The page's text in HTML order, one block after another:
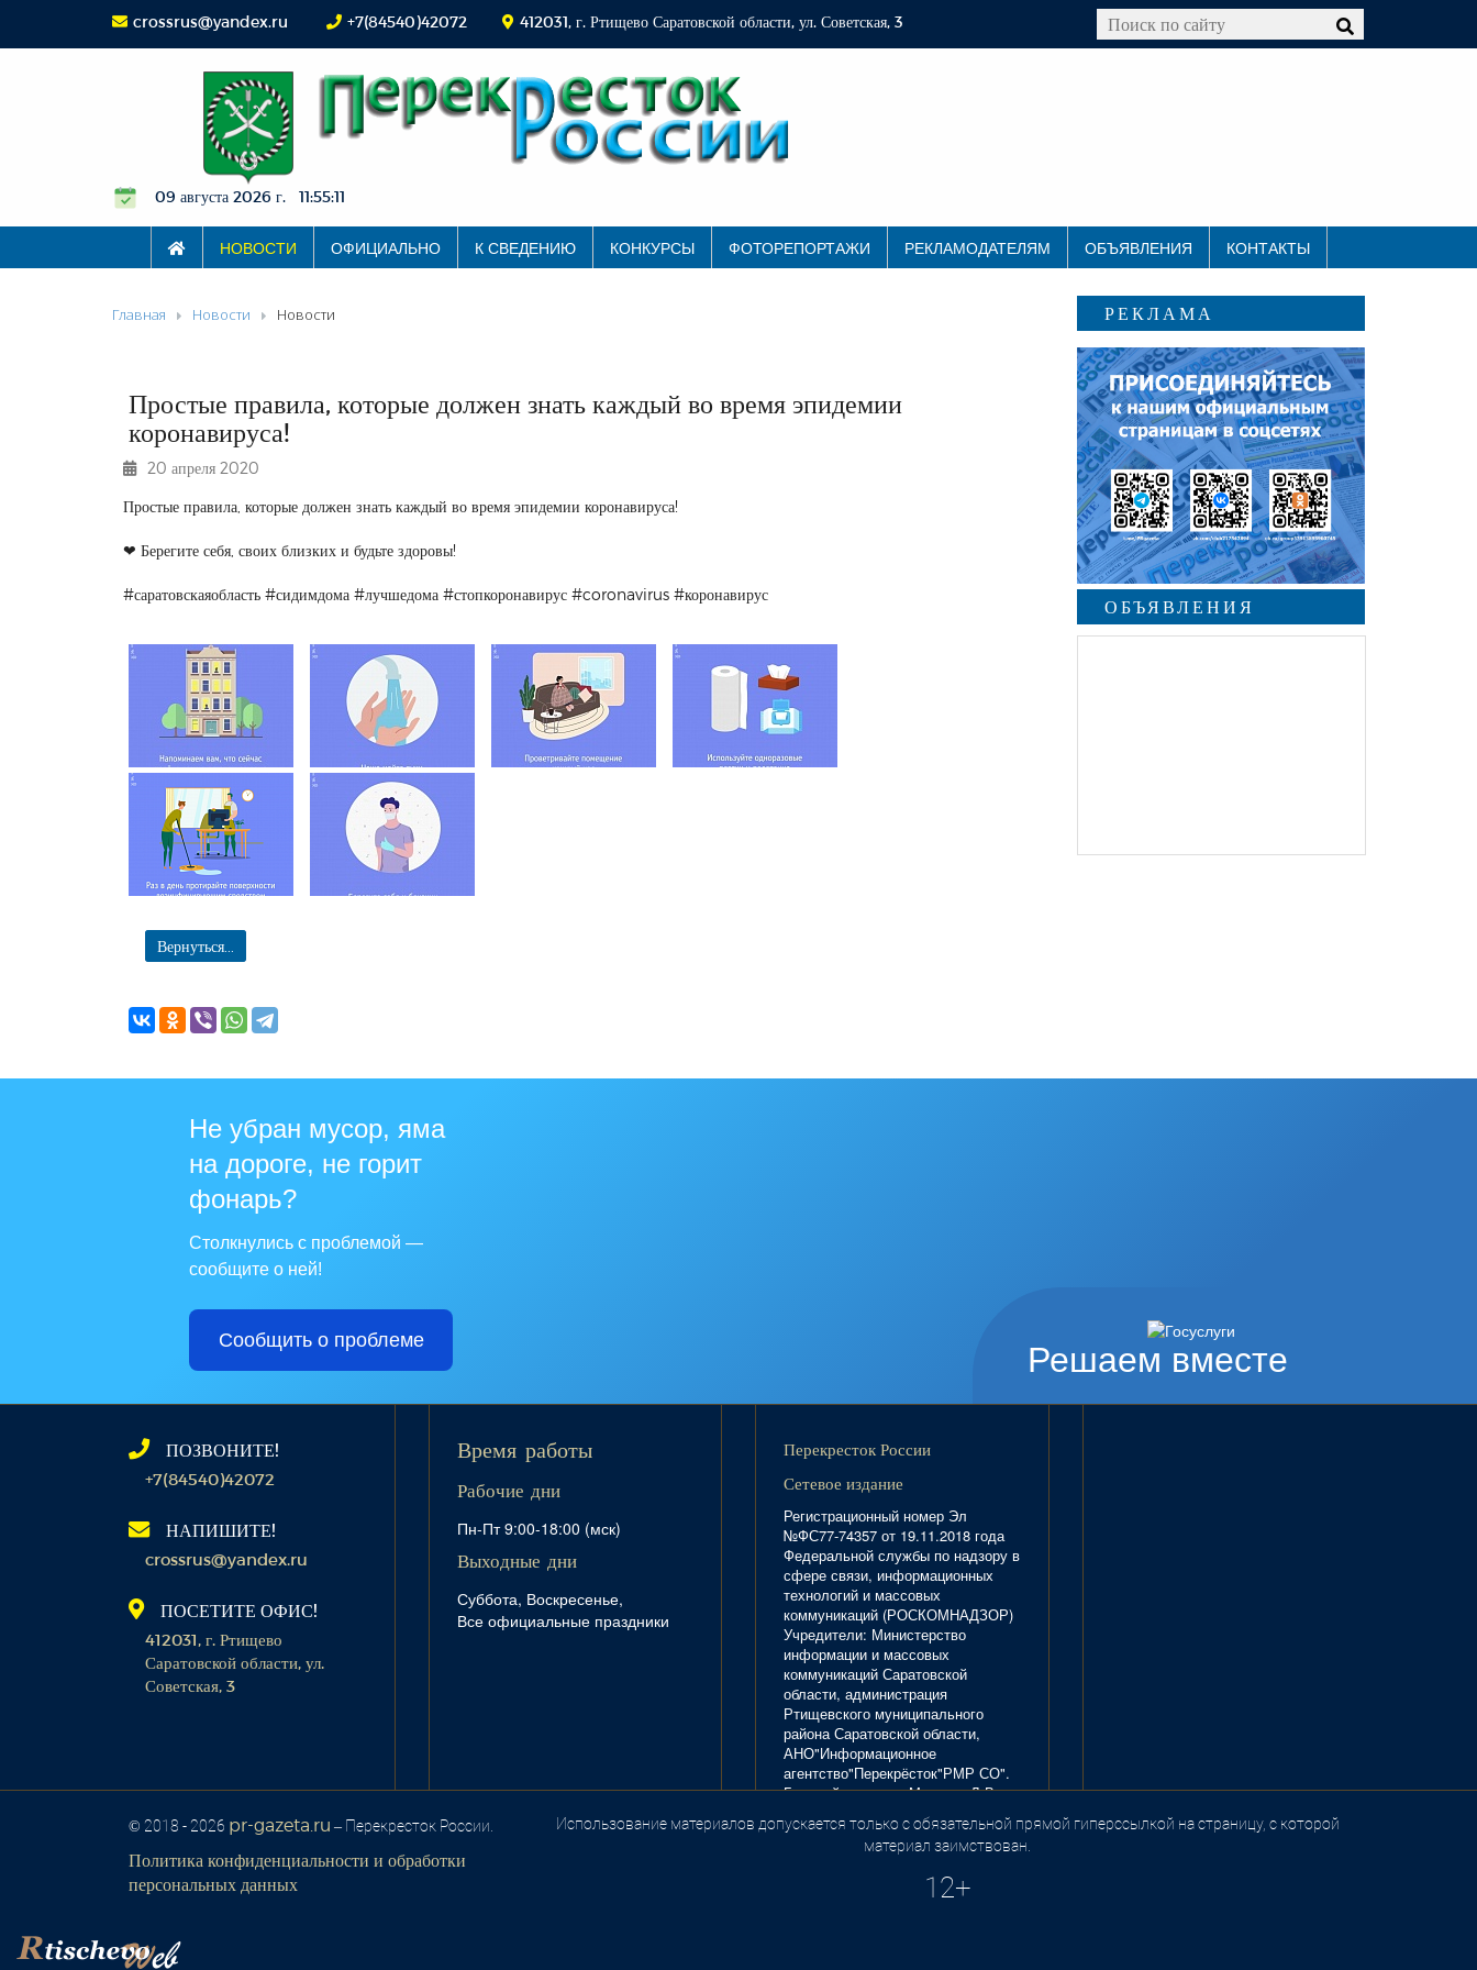
crossrus@yandex.ru +7(84540)42072 412031, г. Ртищево Саратовской области, ул. Советская, 3
09 августа 2026 г. 11:55:11
НОВОСТИ ОФИЦИАЛЬНО К СВЕДЕНИЮ КОНКУРСЫ ФОТОРЕПОРТАЖИ РЕКЛАМОДАТЕЛЯМ ОБЪЯВЛЕНИЯ КОНТАКТЫ
Главная Новости Новости
Простые правила, которые должен знать каждый во время эпидемии
коронавируса!
20 апреля 2020
Простые правила, которые должен знать каждый во время эпидемии коронавируса!
❤ Берегите себя, своих близких и будьте здоровы!
#саратовскаяобласть #сидимдома #лучшедома #стопкоронавирус #coronavirus #коронавирус
Вернуться...
РЕКЛАМА
ОБЪЯВЛЕНИЯ
Решаем вместе
Не убран мусор, яма
на дороге, не горит
фонарь?
Столкнулись с проблемой —
сообщите о ней!
Сообщить о проблеме
ПОЗВОНИТЕ!
+7(84540)42072
НАПИШИТЕ!
crossrus@yandex.ru
ПОСЕТИТЕ ОФИС!
412031, г. Ртищево
Саратовской области, ул.
Советская, 3
Время работы
Рабочие дни
Пн-Пт 9:00-18:00 (мск)
Выходные дни
Суббота, Воскресенье,
Все официальные праздники
Перекресток России
Сетевое издание
Регистрационный номер Эл
№ФС77-74357 от 19.11.2018 года
Федеральной службы по надзору в
сфере связи, информационных
технологий и массовых
коммуникаций (РОСКОМНАДЗОР)
Учредители: Министерство
информации и массовых
коммуникаций Саратовской
области, администрация
Ртищевского муниципального
района Саратовской области,
АНО"Информационное
агентство"Перекрёсток"РМР СО".
Главный редактор Маркова Л.В.
Тел. 8(84540)4-20-72; отдел
рекламы - 4-29-10.
© 2018 - 2026 pr-gazeta.ru – Перекресток России.
Политика конфиденциальности и обработки
персональных данных
Использование материалов допускается только с обязательной прямой гиперссылкой на страницу, с которой
материал заимствован.
12+